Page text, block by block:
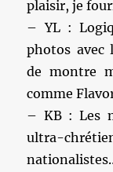
plaisir, je
– YL :
photos avec
de montre
comme
– KB : Les
ultra-